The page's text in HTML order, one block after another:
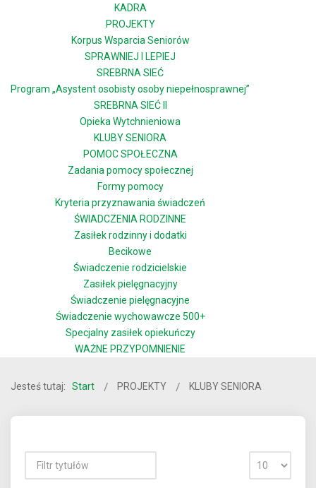
KADRA
PROJEKTY
Korpus Wsparcia Seniorów
SPRAWNIEJ I LEPIEJ
SREBRNA SIEĆ
Program „Asystent osobisty osoby niepełnosprawnej”
SREBRNA SIEĆ II
Opieka Wytchnieniowa
KLUBY SENIORA
POMOC SPOŁECZNA
Zadania pomocy społecznej
Formy pomocy
Kryteria przyznawania świadczeń
ŚWIADCZENIA RODZINNE
Zasiłek rodzinny i dodatki
Becikowe
Świadczenie rodzicielskie
Zasiłek pielęgnacyjny
Świadczenie pielęgnacyjne
Świadczenie wychowawcze 500+
Specjalny zasiłek opiekuńczy
WAŻNE PRZYPOMNIENIE
Jesteś tutaj: Start PROJEKTY KLUBY SENIORA